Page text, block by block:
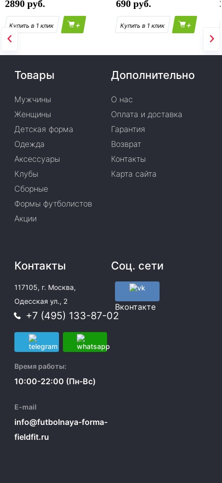
2890
+
690
+
Товары
Мужчины
Женщины
Детская форма
Одежда
Аксессуары
Клубы
Сборные
Формы футболистов
Акции
Дополнительно
О нас
Оплата и доставка
Гарантия
Возврат
Контакты
Карта сайта
Контакты
117105, г. Москва,
Одесская ул., 2
+7 (495) 133-87-02
Время работы:
10:00-22:00 (Пн-Вс)
E-mail
info@futbolnaya-forma-
fieldfit.ru
Соц. сети
Вконтакте